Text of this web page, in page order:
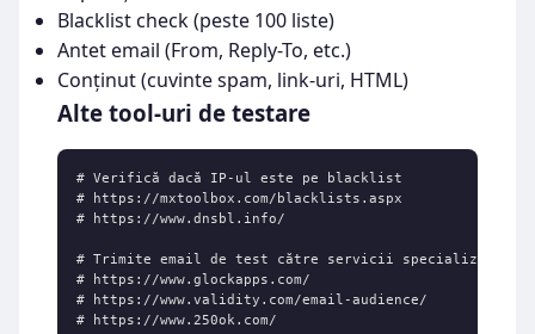
Blacklist check (peste 100 liste)
Antet email (From, Reply-To, etc.)
Conținut (cuvinte spam, link-uri, HTML)
Alte tool-uri de testare
# Verifică dacă IP-ul este pe blacklist
# https://mxtoolbox.com/blacklists.aspx
# https://www.dnsbl.info/
# Trimite email de test către servicii specializate
# https://www.glockapps.com/
# https://www.validity.com/email-audience/
# https://www.250ok.com/